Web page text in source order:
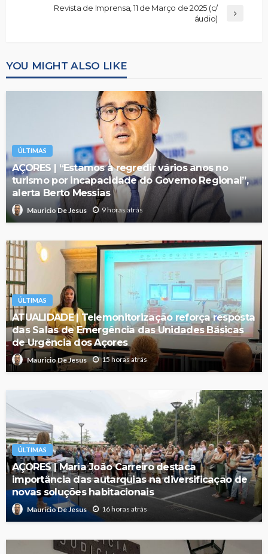
Revista de Imprensa, 11 de Março de 2025 (c/
áudio)
YOU MIGHT ALSO LIKE
ÚLTIMAS
AÇORES | “Estamos a regredir vários anos no
turismo por incapacidade do Governo Regional”,
alerta Berto Messias
Mauricio De Jesus 9 horas atrás
ÚLTIMAS
ATUALIDADE | Telemonitorização reforça resposta
das Salas de Emergência das Unidades Básicas
de Urgência dos Açores
Mauricio De Jesus 15 horas atrás
ÚLTIMAS
AÇORES | Maria João Carreiro destaca
importância das autarquias na diversificação de
novas soluções habitacionais
Mauricio De Jesus 16 horas atrás